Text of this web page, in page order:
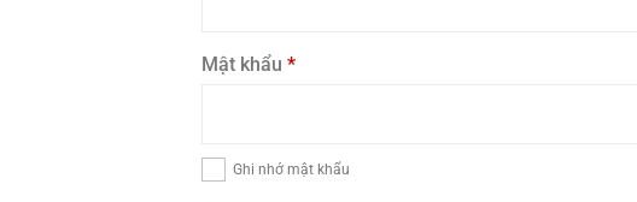
Mật khẩu *Bắt
Ghi nhớ mật khẩu